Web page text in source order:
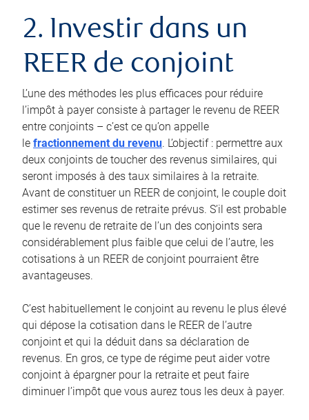
2. Investir dans un
REER de conjoint
L’une des méthodes les plus efficaces pour réduire
l’impôt à payer consiste à partager le revenu de REER
entre conjoints – c’est ce qu’on appelle
le fractionnement du revenu. L’objectif : permettre aux
deux conjoints de toucher des revenus similaires, qui
seront imposés à des taux similaires à la retraite.
Avant de constituer un REER de conjoint, le couple doit
estimer ses revenus de retraite prévus. S’il est probable
que le revenu de retraite de l’un des conjoints sera
considérablement plus faible que celui de l’autre, les
cotisations à un REER de conjoint pourraient être
avantageuses.
C’est habituellement le conjoint au revenu le plus élevé
qui dépose la cotisation dans le REER de l’autre
conjoint et qui la déduit dans sa déclaration de
revenus. En gros, ce type de régime peut aider votre
conjoint à épargner pour la retraite et peut faire
diminuer l’impôt que vous aurez tous les deux à payer.